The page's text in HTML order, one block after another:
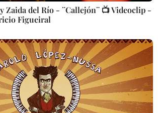
Zaida del Río - ¨Callejón¨ 📺 Videoclip -
Figueiral